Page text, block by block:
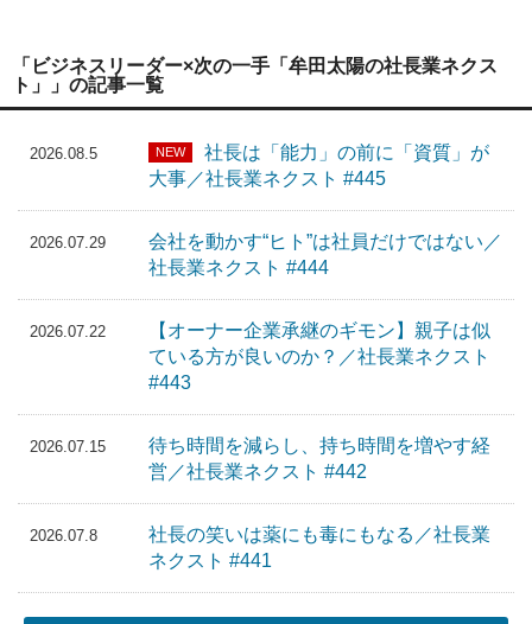
「ビジネスリーダー×次の一手「牟田太陽の社長業ネクス
ト」」の記事一覧
2026.08.5 NEW
社長は「能力」の前に「資質」が
大事／社長業ネクスト #445
2026.07.29
会社を動かす“ヒト”は社員だけではない／
社長業ネクスト #444
2026.07.22
【オーナー企業承継のギモン】親子は似
ている方が良いのか？／社長業ネクスト
#443
2026.07.15
待ち時間を減らし、持ち時間を増やす経
営／社長業ネクスト #442
2026.07.8
社長の笑いは薬にも毒にもなる／社長業
ネクスト #441